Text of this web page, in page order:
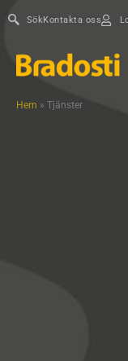
SökKontakta oss
Hem » Tjänster